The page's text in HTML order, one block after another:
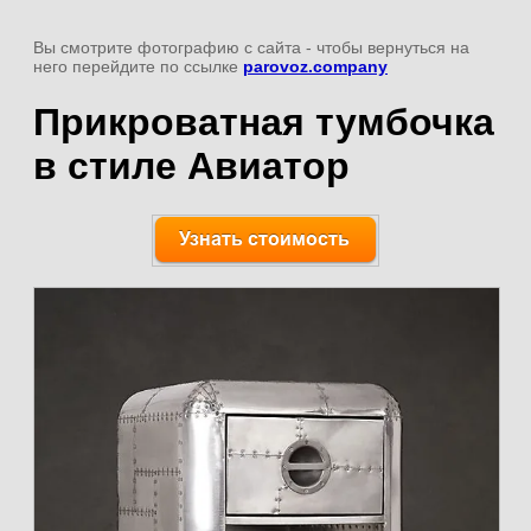
Вы смотрите фотографию с сайта - чтобы вернуться на
него перейдите по ссылке parovoz.company
Прикроватная тумбочка
в стиле Авиатор